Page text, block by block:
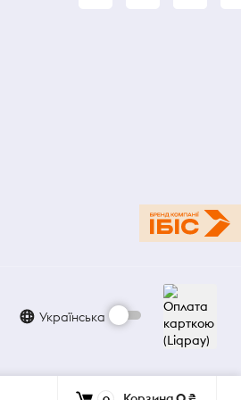
Українська